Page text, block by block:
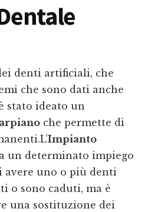
denti artificiali, che
che sono dati anche
stato ideato un
che permette di
Impianto
un determinato impiego
avere uno o più denti
o sono caduti, ma è
una sostituzione dei